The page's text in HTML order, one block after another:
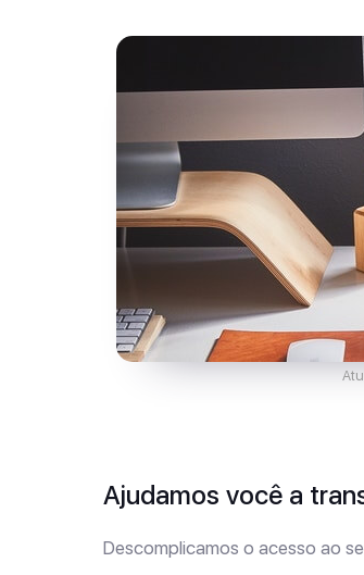
Ajudamos você a
Descomplicamos o acesso ao